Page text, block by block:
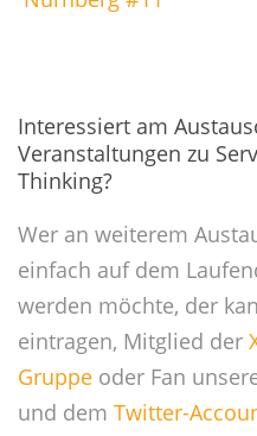
Interessiert am
Veranstaltungen zu
Thinking?
Wer an weiterem
einfach auf dem
werden möchte, der
eintragen, Mitglied der
Gruppe oder Fan
und dem Twitter-